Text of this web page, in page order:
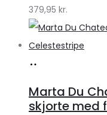
379,95 kr.
Klædeskabet.dk
Marta Du
skjorte med